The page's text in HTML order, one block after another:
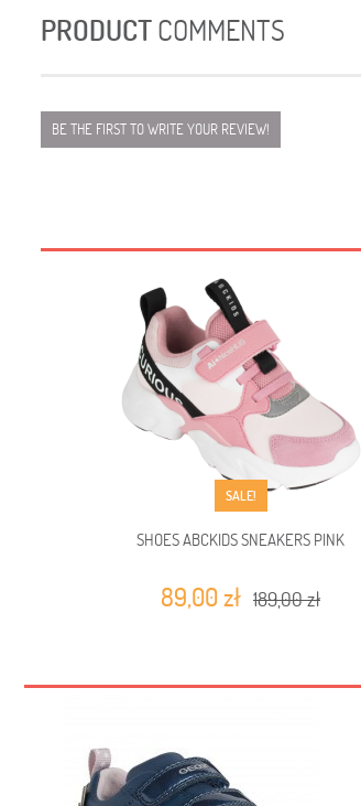
PRODUCTCOMMENTS
BE THE FIRST TO WRITE YOUR REVIEW!
SALE!
SHOES ABCKIDS SNEAKERS PINK
89,00 zł 189,00 zł